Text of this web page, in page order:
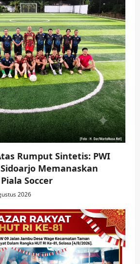
Rumput Sintetis: PWI
Memanaskan
Soccer
2026